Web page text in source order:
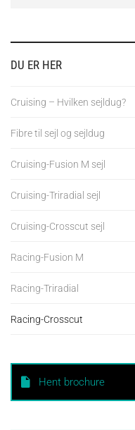
DU ER HER
Cruising – Hvilken sejldug?
Fibre til sejl og sejldug
Cruising-Fusion M sejl
Cruising-Triradial sejl
Cruising-Crosscut sejl
Racing-Fusion M
Racing-Triradial
Racing-Crosscut
Hent brochure